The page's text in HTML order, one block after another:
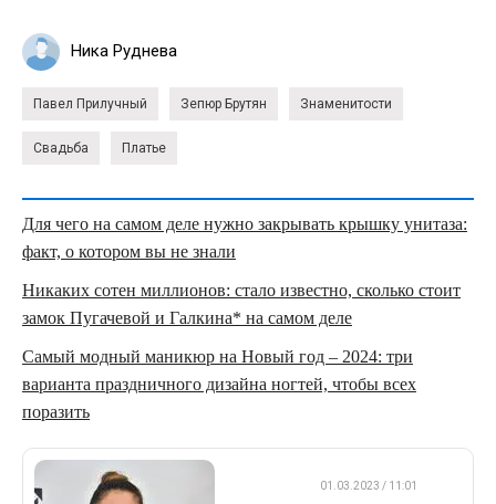
Ника Руднева
Павел Прилучный Зепюр Брутян Знаменитости
Свадьба Платье
Для чего на самом деле нужно закрывать крышку унитаза:
факт, о котором вы не знали
Никаких сотен миллионов: стало известно, сколько стоит
замок Пугачевой и Галкина* на самом деле
Самый модный маникюр на Новый год – 2024: три
варианта праздничного дизайна ногтей, чтобы всех
поразить
01.03.2023 / 11:01